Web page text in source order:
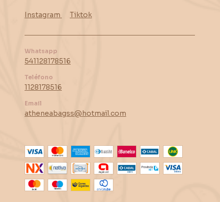
Instagram Tiktok
Whatsapp
541128178516
Teléfono
1128178516
Email
atheneabagss@hotmail.com